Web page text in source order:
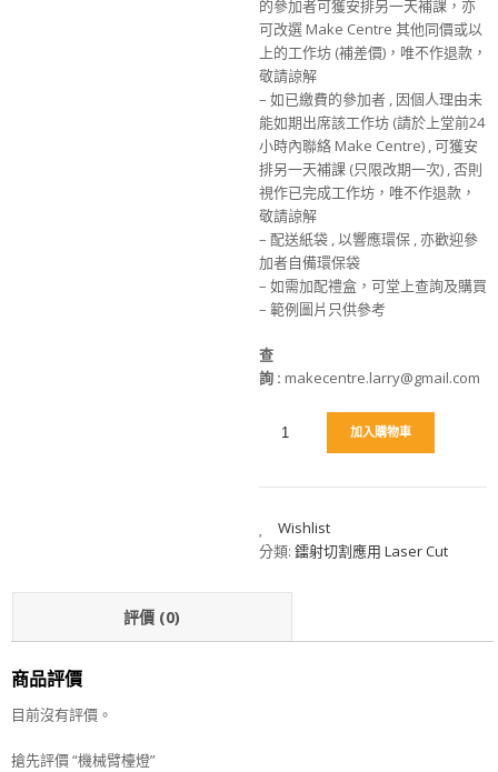
的參加者可獲安排另一天補課，亦
可改選 Make Centre 其他同價或以
上的工作坊 (補差價)，唯不作退款，
敬請諒解
– 如已繳費的參加者 , 因個人理由未
能如期出席該工作坊 (請於上堂前24
小時內聯絡 Make Centre) , 可獲安
排另一天補課 (只限改期一次) , 否則
視作已完成工作坊，唯不作退款，
敬請諒解
– 配送紙袋 , 以響應環保 , 亦歡迎參
加者自備環保袋
– 如需加配禮盒，可堂上查詢及購買
– 範例圖片只供參考
查
詢: makecentre.larry@gmail.com
加入購物車
Wishlist
分類: 鐳射切割應用 Laser Cut
評價 (0)
商品評價
目前沒有評價。
搶先評價 “機械臂檯燈”